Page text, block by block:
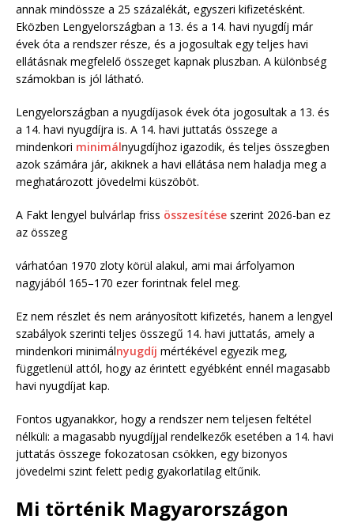
annak mindössze a 25 százalékát, egyszeri kifizetésként.
Eközben Lengyelországban a 13. és a 14. havi nyugdíj már
évek óta a rendszer része, és a jogosultak egy teljes havi
ellátásnak megfelelő összeget kapnak pluszban. A különbség
számokban is jól látható.
Lengyelországban a nyugdíjasok évek óta jogosultak a 13. és
a 14. havi nyugdíjra is. A 14. havi juttatás összege a
mindenkori minimálnyugdíjhoz igazodik, és teljes összegben
azok számára jár, akiknek a havi ellátása nem haladja meg a
meghatározott jövedelmi küszöböt.
A Fakt lengyel bulvárlap friss összesítése szerint 2026-ban ez
az összeg
várhatóan 1970 zloty körül alakul, ami mai árfolyamon
nagyjából 165–170 ezer forintnak felel meg.
Ez nem részlet és nem arányosított kifizetés, hanem a lengyel
szabályok szerinti teljes összegű 14. havi juttatás, amely a
mindenkori minimálnyugdíj mértékével egyezik meg,
függetlenül attól, hogy az érintett egyébként ennél magasabb
havi nyugdíjat kap.
Fontos ugyanakkor, hogy a rendszer nem teljesen feltétel
nélküli: a magasabb nyugdíjjal rendelkezők esetében a 14. havi
juttatás összege fokozatosan csökken, egy bizonyos
jövedelmi szint felett pedig gyakorlatilag eltűnik.
Mi történik Magyarországon